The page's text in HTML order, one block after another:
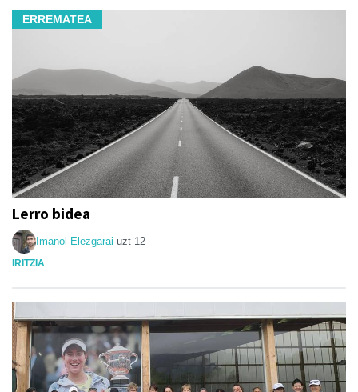
ERREMATEA
Lerro bidea
Imanol Elezgarai uzt 12
IRITZIA